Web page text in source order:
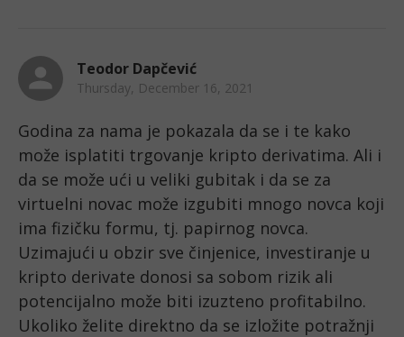
Teodor Dapčević
Thursday, December 16, 2021
Godina za nama je pokazala da se i te kako
može isplatiti trgovanje kripto derivatima. Ali i
da se može ući u veliki gubitak i da se za
virtuelni novac može izgubiti mnogo novca koji
ima fizičku formu, tj. papirnog novca.
Uzimajući u obzir sve činjenice, investiranje u
kripto derivate donosi sa sobom rizik ali
potencijalno može biti izuzteno profitabilno.
Ukoliko želite direktno da se izložite potražnji